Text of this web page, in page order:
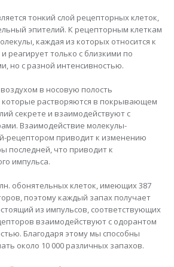
тонкий слой рецепторных клеток,
эпителий. К рецепторным клеткам
каждая из которых относится к
реагирует только с близкими по
но с разной интенсивностью.
в носовую полость
растворяются в покрывающем
секрете и взаимодействуют с
Взаимодействие молекулы-
рецептором приводит к изменению
последней, что приводит к
импульса.
обонятельных клеток, имеющих 387
поэтому каждый запах получает
из импульсов, соответствующих
взаимодействуют с одорантом
Благодаря этому мы способны
около 10 000 различных запахов.